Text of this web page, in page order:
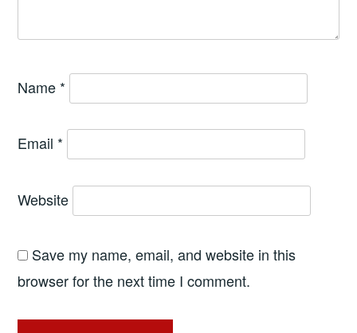
Name *
Email *
Website
Save my name, email, and website in this
browser for the next time I comment.